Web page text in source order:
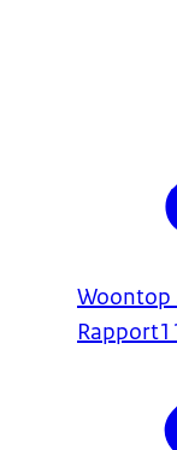
Woontop
Rapport